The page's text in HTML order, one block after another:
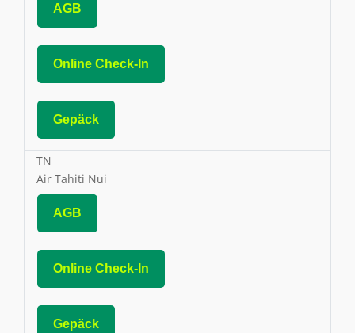
AGB
Online Check-In
Gepäck
TN
Air Tahiti Nui
AGB
Online Check-In
Gepäck